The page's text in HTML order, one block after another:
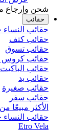
شحن وإرجاع
حقائب
حقائب
حقائب كتف
حقائب تسوق
حقائب كروس
حقائب الباكيت
حقائب يد
حقائب صغيرة
حقائب سفر
الأكثر مبيعًا
حقائب
Etro Vela